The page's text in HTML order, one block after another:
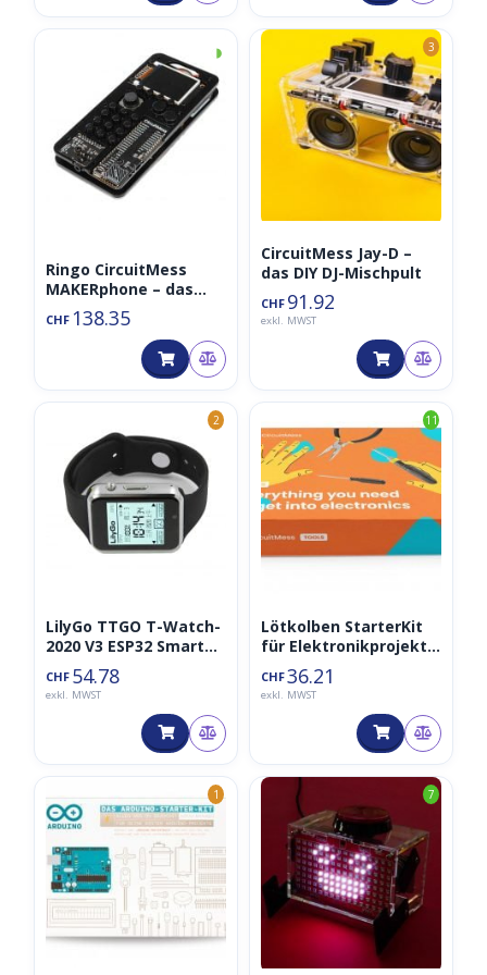
◑
Ringo CircuitMess
MAKERphone – das
ESP32 STEM Do-it-
Yourself Handy
CHF 138.35
3
CircuitMess Jay-D –
das DIY DJ-Mischpult
CHF 91.92
exkl. MWST
2
LilyGo TTGO T-Watch-
2020 V3 ESP32 Smart
Watch
CHF 54.78
exkl. MWST
11
Lötkolben StarterKit
für Elektronikprojekte
von CircuitMess
CHF36.21
exkl. MWST
1 7